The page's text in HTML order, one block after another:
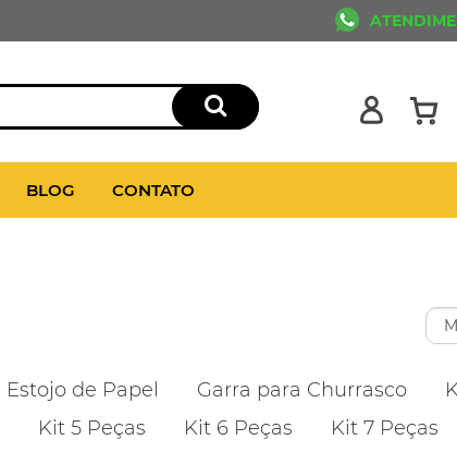
BLOG CONTATO
Estojo de Papel Garra para Churrasco
Kit 5 Peças Kit 6 Peças
Kit 7 Peças